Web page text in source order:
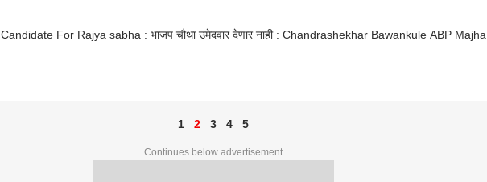
Candidate For Rajya sabha : भाजप चौथा उमेदवार देणार नाही : Chandrashekhar Bawankule ABP Majha
1 2 3 4 5
Continues below advertisement